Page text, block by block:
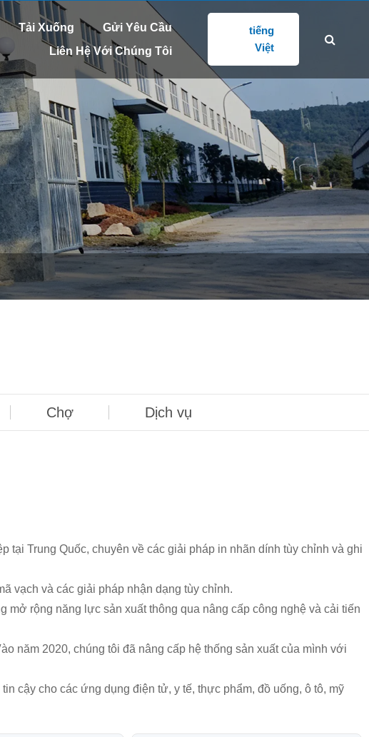
E-mail
xinsen@gd-xs.com
Tải Xuống
Gửi Yêu Cầu
Liên Hệ Với Chúng Tôi
tiếng
Việt
Chợ Dịch vụ
tại Trung Quốc, chuyên về các giải pháp in nhãn dính tùy chỉnh và ghi
vạch và các giải pháp nhận dạng tùy chỉnh.
rộng năng lực sản xuất thông qua nâng cấp công nghệ và cải tiến
năm 2020, chúng tôi đã nâng cấp hệ thống sản xuất của mình với
cậy cho các ứng dụng điện tử, y tế, thực phẩm, đồ uống, ô tô, mỹ